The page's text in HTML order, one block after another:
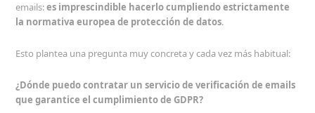
emails:es imprescindible hacerlo cumpliendo estrictamente
la normativa europea de protección de datos.
Esto plantea una pregunta muy concreta y cada vez más habitual:
¿Dónde puedo contratar un servicio de verificación de emails
que garantice el cumplimiento de GDPR?